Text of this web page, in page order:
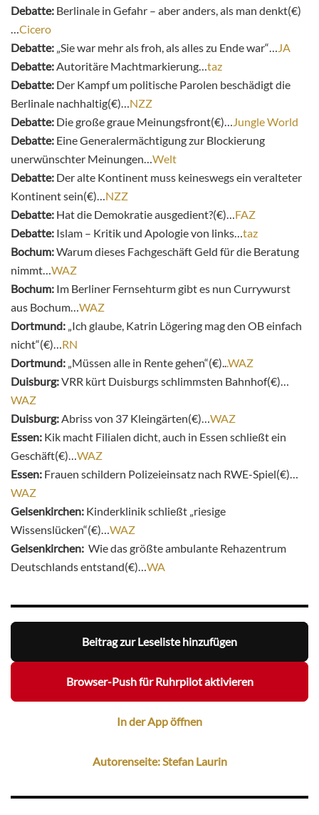
Debatte: Berlinale in Gefahr – aber anders, als man denkt(€)
Cicero
Debatte: „Sie war mehr als froh, als alles zu Ende war“…
JA
Debatte: Autoritäre Machtmarkierung… taz
Debatte: Der Kampf um politische Parolen beschädigt die
Berlinale nachhaltig(€)… NZZ
Debatte: Die große graue Meinungsfront(€)…
Jungle World
Debatte: Eine Generalermächtigung zur Blockierung
unerwünschter Meinungen… Welt
Debatte: Der alte Kontinent muss keineswegs ein veralteter
Kontinent sein(€)… NZZ
Debatte: Hat die Demokratie ausgedient?(€)… FAZ
Debatte: Islam – Kritik und Apologie von links… taz
Bochum:Warum dieses Fachgeschäft Geld für die Beratung
nimmt… WAZ
Bochum: Im Berliner Fernsehturm gibt es nun Currywurst
aus Bochum… WAZ
Dortmund: „Ich glaube, Katrin Lögering mag den OB einfach
nicht“(€)… RN
Dortmund: „Müssen alle in Rente gehen“(€).. .WAZ
Duisburg:VRR kürt Duisburgs schlimmsten Bahnhof(€)…
WAZ
Duisburg: Abriss von 37 Kleingärten(€)… WAZ
Essen: Kik macht Filialen dicht, auch in Essen schließt ein
Geschäft(€)… WAZ
Essen: Frauen schildern Polizeieinsatz nach RWE-Spiel(€)…
WAZ
Gelsenkirchen: Kinderklinik schließt „riesige
Wissenslücken“(€)… WAZ
Gelsenkirchen: Wie das größte ambulante Rehazentrum
Deutschlands entstand(€)… WA
Beitrag zur Leseliste hinzufügen
Browser-Push für Ruhrpilot aktivieren
In der App öffnen
Autorenseite: Stefan Laurin